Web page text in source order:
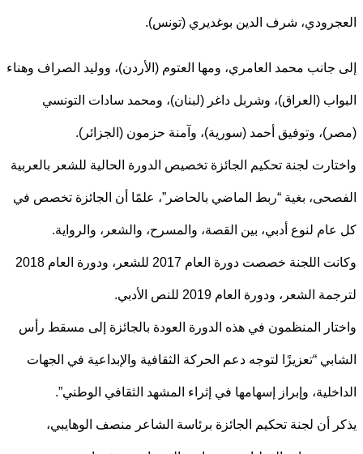
شرف الدين بوغديري (تونس).
محمد العامري، ومها العتوم (الأردن)، ووليد الصراف وهناء
(العراق)، وشربل داغر (لبنان)، ومحمد سادات التونسي
وتوفيق أحمد (سورية)، وآمنة حزمون (الجزائر).
لجنة تحكيم الجائزة تخصيص الدورة الحالية للشعر بالعربية
بغية “ربط الماضي بالحاضر”، علمًا أن الجائزة تخصص في
لنوع أدبي، بين القصة، والمسرح، والشعر، والرواية.
وكانت اللجنة خصصت دورة العام 2017 للشعر، ودورة العام 2018
الشعر، ودورة العام 2019 للنص الأدبي.
المنظمون في هذه الدورة العودة بالجائزة إلى مسقط رأس
“تعزيزًا لتوجه دعم الحركة الثقافية والإبداعية في الجهات
وإبراز إسهامها في إثراء المشهد الثقافي الوطني”.
أن لجنة تحكيم الجائزة برئاسة الشاعر منصف الوهايبي،